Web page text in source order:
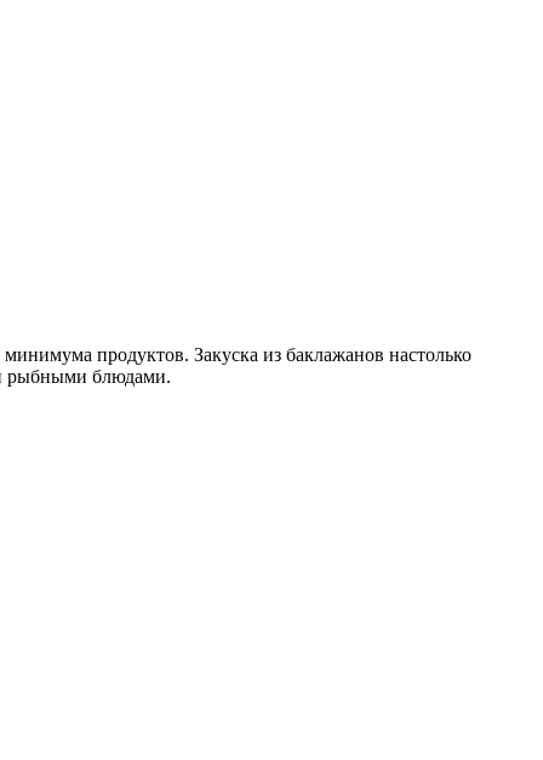
продуктов. Закуска из баклажанов настолько
рыбными блюдами.